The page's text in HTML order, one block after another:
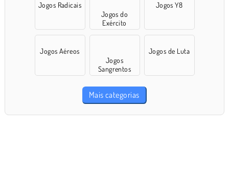
Jogos Radicais
Jogos do
Exército
Jogos Y8
Jogos Aéreos
Jogos
Sangrentos
Jogos de Luta
Mais categorias